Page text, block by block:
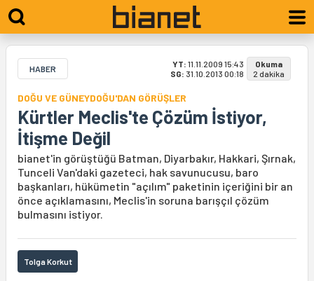
HABER YT: 11.11.2009 15:43
SG: 31.10.2013 00:18
Okuma
2 dakika
DOĞU VE GÜNEYDOĞU'DAN GÖRÜŞLER
Kürtler Meclis'te Çözüm İstiyor,
İtişme Değil
bianet'in görüştüğü Batman, Diyarbakır, Hakkari, Şırnak,
Tunceli Van'daki gazeteci, hak savunucusu, baro
başkanları, hükümetin "açılım" paketinin içeriğini bir an
önce açıklamasını, Meclis'in soruna barışçıl çözüm
bulmasını istiyor.
Tolga Korkut